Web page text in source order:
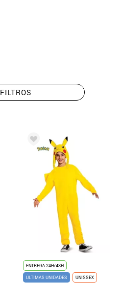
FILTROS
ENTREGA 24H/48H
ÚLTIMAS UNIDADES
UNISSEX